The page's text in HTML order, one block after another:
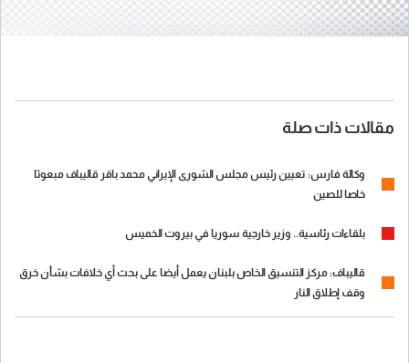
مقالات ذات صلة
وكالة فارس: تعيين رئيس مجلس الشورى الإيراني محمد باقر قاليباف مبعوثا
خاصا للصين
بلقاءات رئاسية.. وزير خارجية سوريا في بيروت الخميس
قاليباف: مركز التنسيق الخاص بلبنان يعمل أيضا على بحث أي خلافات بشأن خرق
وقف إطلاق النار